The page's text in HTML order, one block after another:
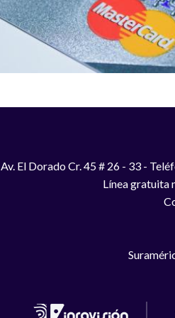
Av. El Dorado Cr. 45 # 26 - 33 -
Línea gratuita